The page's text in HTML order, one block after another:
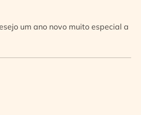
um ano novo muito especial a